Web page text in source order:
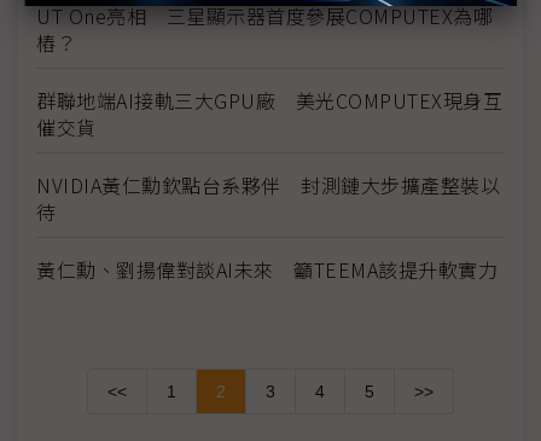
UT One亮相 三星顯示器首度參展COMPUTEX為哪
樁？
群聯地端AI接軌三大GPU廠 美光COMPUTEX現身互
催交貨
NVIDIA黃仁勳欽點台系夥伴 封測鏈大步擴產整裝以
待
黃仁勳、劉揚偉對談AI未來 籲TEEMA該提升軟實力
<< 1 2 3 4 5 >>